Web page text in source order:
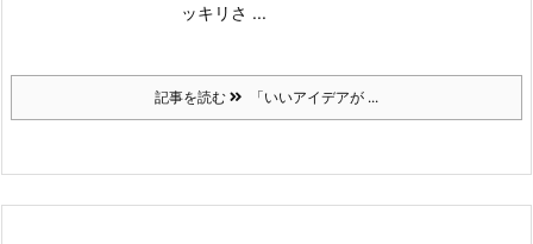
ッキリさ ...
記事を読む 「いいアイデアが ...